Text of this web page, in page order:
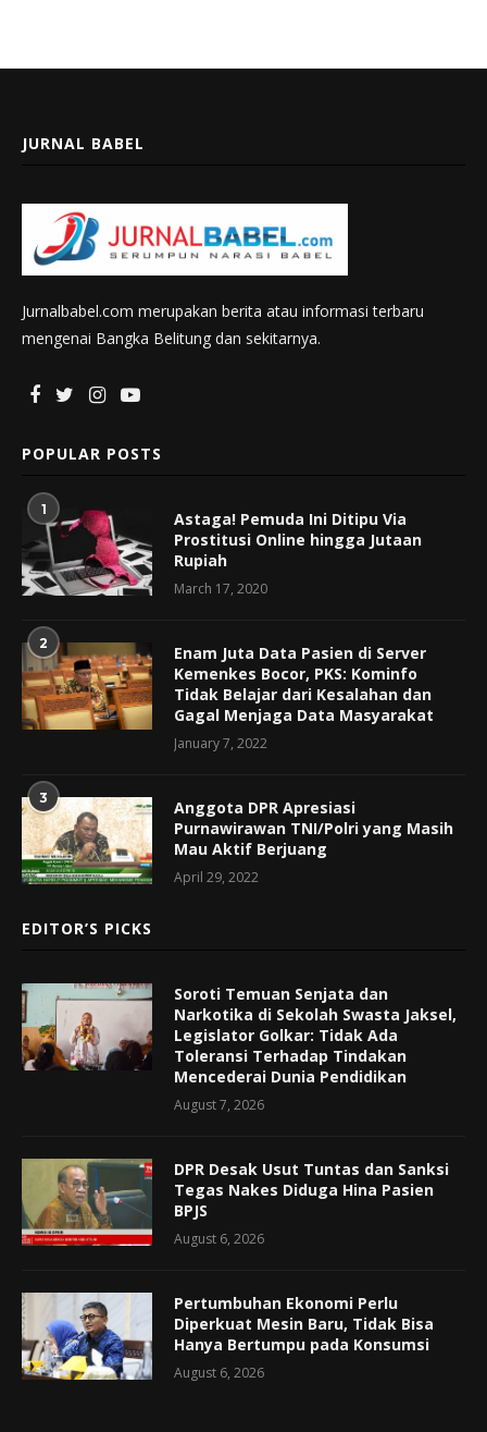
JURNAL BABEL
Jurnalbabel.com merupakan berita atau informasi terbaru
mengenai Bangka Belitung dan sekitarnya.
POPULAR POSTS
1
Astaga! Pemuda Ini Ditipu Via
Prostitusi Online hingga Jutaan
Rupiah
March 17, 2020
2
Enam Juta Data Pasien di Server
Kemenkes Bocor, PKS: Kominfo
Tidak Belajar dari Kesalahan dan
Gagal Menjaga Data Masyarakat
January 7, 2022
3
Anggota DPR Apresiasi
Purnawirawan TNI/Polri yang Masih
Mau Aktif Berjuang
April 29, 2022
EDITOR’S PICKS
Soroti Temuan Senjata dan
Narkotika di Sekolah Swasta Jaksel,
Legislator Golkar: Tidak Ada
Toleransi Terhadap Tindakan
Mencederai Dunia Pendidikan
August 7, 2026
DPR Desak Usut Tuntas dan Sanksi
Tegas Nakes Diduga Hina Pasien
BPJS
August 6, 2026
Pertumbuhan Ekonomi Perlu
Diperkuat Mesin Baru, Tidak Bisa
Hanya Bertumpu pada Konsumsi
August 6, 2026